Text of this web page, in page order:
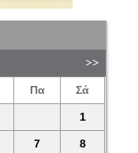
Πα Σά
1
7 8